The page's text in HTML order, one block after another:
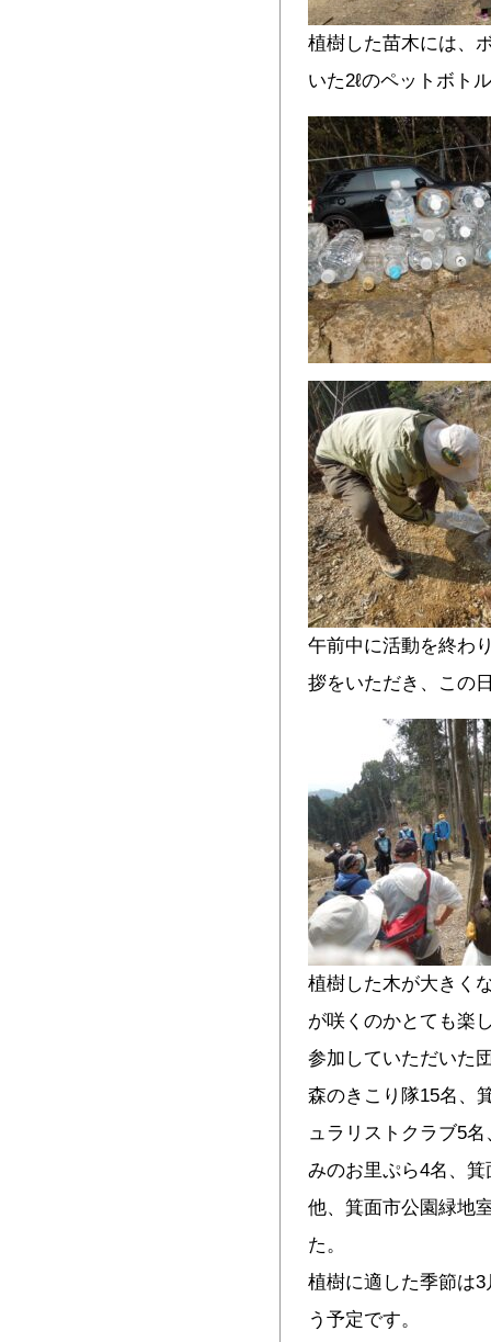
植樹した苗木には、
いた2ℓのペットボト
午前中に活動を終わ
拶をいただき、この
植樹した木が大きく
が咲くのかとても楽
参加していただいた
森のきこり隊15名、
ュラリストクラブ5
みのお里ぷら4名、
他、箕面市公園緑地
た。
植樹に適した季節は
う予定です。